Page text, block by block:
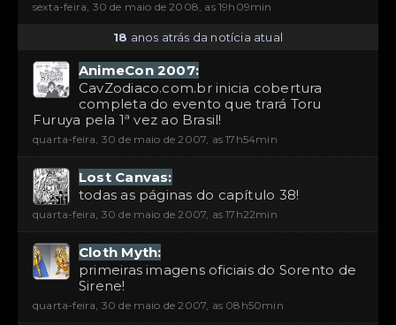
sexta-feira, 30 de maio de 2008, as 19h09min
18 anos atrás da notícia atual
AnimeCon 2007:
CavZodiaco.com.br inicia cobertura
completa do evento que trará Toru
Furuya pela 1ª vez ao Brasil!
quarta-feira, 30 de maio de 2007, as 17h54min
Lost Canvas:
todas as páginas do capítulo 38!
quarta-feira, 30 de maio de 2007, as 17h22min
Cloth Myth:
primeiras imagens oficiais do Sorento de
Sirene!
quarta-feira, 30 de maio de 2007, as 08h50min